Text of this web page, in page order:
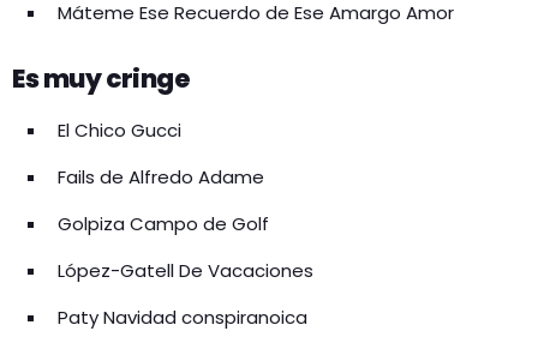
Máteme Ese Recuerdo de Ese Amargo Amor
Es muy cringe
El Chico Gucci
Fails de Alfredo Adame
Golpiza Campo de Golf
López-Gatell De Vacaciones
Paty Navidad conspiranoica